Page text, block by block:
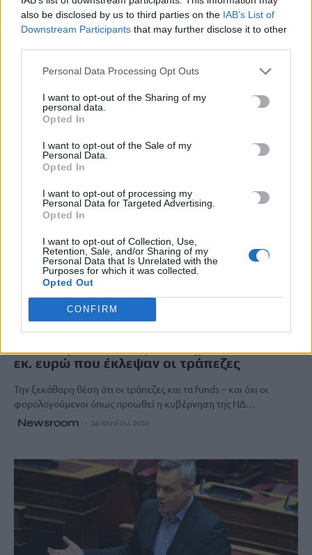
also be disclosed by us to third parties on the IAB’s List of
Downstream Participants that may further disclose it to other
Personal Data Processing Opt Outs
I want to opt-out of the Sharing of my
personal data.
Opted In
I want to opt-out of the Sale of my
Personal Data.
Opted In
I want to opt-out of processing my
Personal Data for Targeted Advertising.
Opted In
I want to opt-out of Collection, Use,
Retention, Sale, and/or Sharing of my
Personal Data that Is Unrelated with the
Purposes for which it was collected.
Opted Out
CONFIRM
πρώην Ειρηνοδικείου Ηρακλείου
Με νέα Κοινοβουλευτική παρέμβαση, ο Τομεάρχης Οικονομικών
& Ανάπτυξης Κ.Ο. ΣΥΡΙΖΑ ΠΣ, Βουλευτής Ηρακλείου Χάρης
Ο Χ. Μαμουλάκης για τα Δάνεια Νόμου
εκ. ευρώ που έκλεψαν οι τράπεζες
Την ξεκάθαρη θέση ότι οι τράπεζες και τα funds – και όχι οι
φορολογούμενοι όπως προωθεί η κυβέρνηση της ΝΔ…
Newsroom 24 Ιουνίου, 2026